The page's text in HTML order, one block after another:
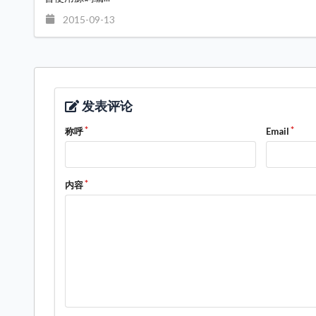
2015-09-13
发表评论
称呼 Email
内容